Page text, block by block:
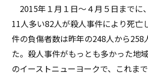
2015年１月１日〜４月５日までに
11人多い82人が殺人事件により死亡
件の負傷者数は昨年の248人から258
た。殺人事件がもっとも多かった地
のイーストニューヨークで、これま